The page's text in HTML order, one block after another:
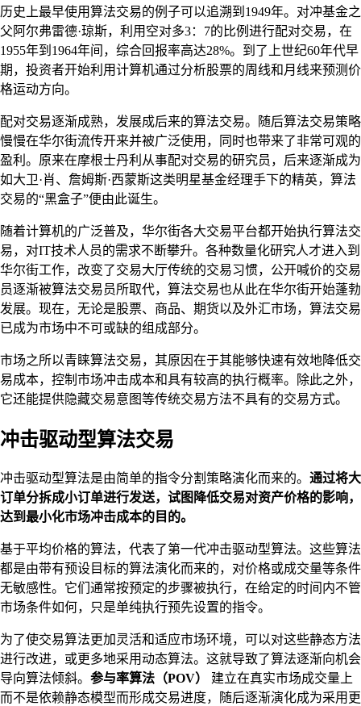
历史上最早使用算法交易的例子可以追溯到1949年。对冲基金之
父阿尔弗雷德·琼斯，利用空对多3：7的比例进行配对交易，在
1955年到1964年间，综合回报率高达28%。到了上世纪60年代早
期，投资者开始利用计算机通过分析股票的周线和月线来预测价
格运动方向。
配对交易逐渐成熟，发展成后来的算法交易。随后算法交易策略
慢慢在华尔街流传开来并被广泛使用，同时也带来了非常可观的
盈利。原来在摩根士丹利从事配对交易的研究员，后来逐渐成为
如大卫·肖、詹姆斯·西蒙斯这类明星基金经理手下的精英，算法
交易的“黑盒子”便由此诞生。
随着计算机的广泛普及，华尔街各大交易平台都开始执行算法交
易，对IT技术人员的需求不断攀升。各种数量化研究人才进入到
华尔街工作，改变了交易大厅传统的交易习惯，公开喊价的交易
员逐渐被算法交易员所取代，算法交易也从此在华尔街开始蓬勃
发展。现在，无论是股票、商品、期货以及外汇市场，算法交易
已成为市场中不可或缺的组成部分。
市场之所以青睐算法交易，其原因在于其能够快速有效地降低交
易成本，控制市场冲击成本和具有较高的执行概率。除此之外，
它还能提供隐藏交易意图等传统交易方法不具有的交易方式。
冲击驱动型算法交易
冲击驱动型算法是由简单的指令分割策略演化而来的。 通过将大
订单分拆成小订单进行发送，试图降低交易对资产价格的影响，
达到最小化市场冲击成本的目的。
基于平均价格的算法，代表了第一代冲击驱动型算法。这些算法
都是由带有预设目标的算法演化而来的，对价格或成交量等条件
无敏感性。它们通常按预定的步骤被执行，在给定的时间内不管
市场条件如何，只是单纯执行预先设置的指令。
为了使交易算法更加灵活和适应市场环境，可以对这些静态方法
进行改进，或更多地采用动态算法。这就导致了算法逐渐向机会
导向算法倾斜。 参与率算法（POV）
建立在真实市场成交量上
而不是依赖静态模型而形成交易进度，随后逐渐演化成为采用更